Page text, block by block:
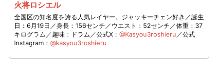
火将ロシエル
全国区の知名度を誇る人気レイヤー。ジャッキーチェン好き／誕生
日：6月19日／身長：156センチ／ウエスト：52センチ／体重：37
キログラム／趣味：ドラム／公式X： @Kasyou3roshieru ／公式
Instagram： @kasyou3roshieru